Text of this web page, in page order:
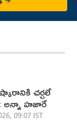
చర్చలే
అన్నా హజారే
09:07 IST